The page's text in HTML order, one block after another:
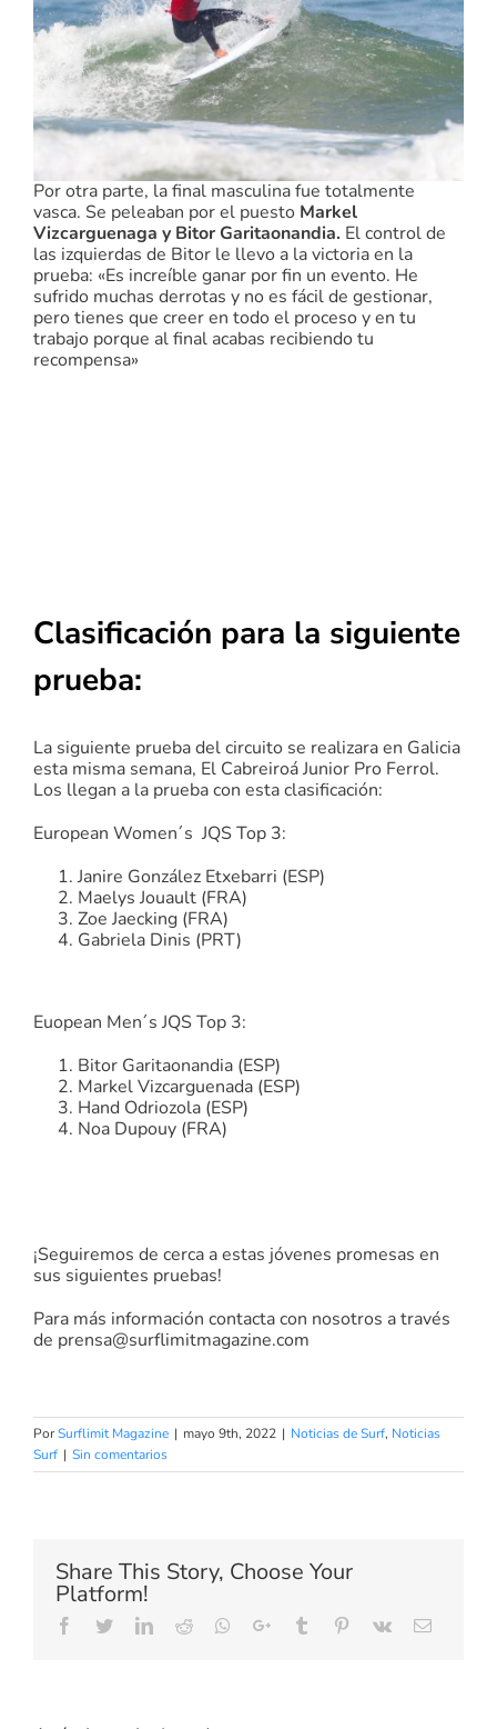
Por otra parte, la final masculina fue totalmente
vasca. Se peleaban por el puesto Markel
Vizcarguenaga y Bitor Garitaonandia. El control de
las izquierdas de Bitor le llevo a la victoria en la
prueba: «Es increíble ganar por fin un evento. He
sufrido muchas derrotas y no es fácil de gestionar,
pero tienes que creer en todo el proceso y en tu
trabajo porque al final acabas recibiendo tu
recompensa»
Clasificación para la siguiente
prueba:
La siguiente prueba del circuito se realizara en Galicia
esta misma semana, El Cabreiroá Junior Pro Ferrol.
Los llegan a la prueba con esta clasificación:
European Women´s JQS Top 3:
Janire González Etxebarri (ESP)
Maelys Jouault (FRA)
Zoe Jaecking (FRA)
Gabriela Dinis (PRT)
Euopean Men´s JQS Top 3:
Bitor Garitaonandia (ESP)
Markel Vizcarguenada (ESP)
Hand Odriozola (ESP)
Noa Dupouy (FRA)
¡Seguiremos de cerca a estas jóvenes promesas en
sus siguientes pruebas!
Para más información contacta con nosotros a través
de prensa@surflimitmagazine.com
PorSurflimit Magazine | mayo 9th, 2022 | Noticias de Surf, Noticias
Surf | Sin comentarios
Share This Story, Choose Your
Platform!
Facebook
TwitterLinkedIn
Reddit Whatsapp
Google+Tumblr Pinterest
Vk Email